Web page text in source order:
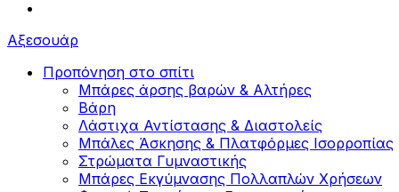
Αξεσουάρ
Προπόνηση στο σπίτι
Μπάρες άρσης βαρών & Αλτήρες
Βάρη
Λάστιχα Αντίστασης & Διαστολείς
Μπάλες Άσκησης & Πλατφόρμες Ισορροπίας
Στρώματα Γυμναστικής
Μπάρες Εκγύμνασης Πολλαπλών Χρήσεων